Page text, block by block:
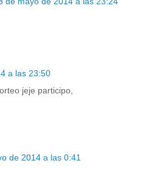
a las 23:50
jeje participo,
de 2014 a las 0:41